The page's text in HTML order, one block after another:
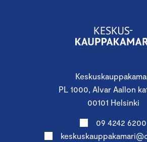
PL 1000, Alvar Aallon
00101 Helsinki
09 4242 6200